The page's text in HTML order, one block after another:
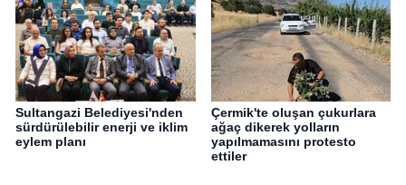
Sultangazi Belediyesi'nden
sürdürülebilir enerji ve iklim
eylem planı
Çermik'te oluşan çukurlara
ağaç dikerek yolların
yapılmamasını protesto
ettiler